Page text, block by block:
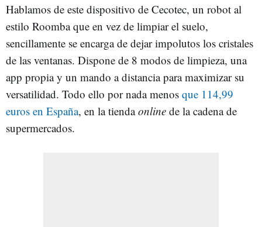
Hablamos de este dispositivo de Cecotec, un robot al
estilo Roomba que en vez de limpiar el suelo,
sencillamente se encarga de dejar impolutos los cristales
de las ventanas. Dispone de 8 modos de limpieza, una
app propia y un mando a distancia para maximizar su
versatilidad. Todo ello por nada menos que 114,99
euros en España, en la tiendaonline de la cadena de
supermercados.